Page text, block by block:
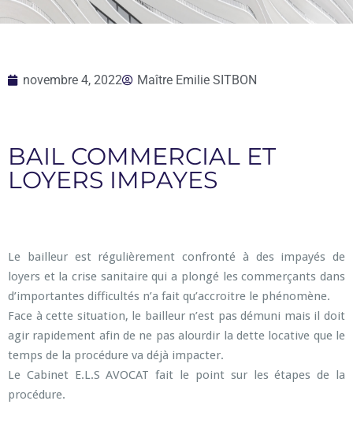
novembre 4, 2022 Maître Emilie SITBON
BAIL COMMERCIAL ET
LOYERS IMPAYES
Le bailleur est régulièrement confronté à des impayés de
loyers et la crise sanitaire qui a plongé les commerçants dans
d’importantes difficultés n’a fait qu’accroitre le phénomène.
Face à cette situation, le bailleur n’est pas démuni mais il doit
agir rapidement afin de ne pas alourdir la dette locative que le
temps de la procédure va déjà impacter.
Le Cabinet E.L.S AVOCAT fait le point sur les étapes de la
procédure.